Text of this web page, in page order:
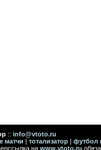
:: info@vtoto.ru
матчи | тотализатор | футбол
на www.vtoto.ru